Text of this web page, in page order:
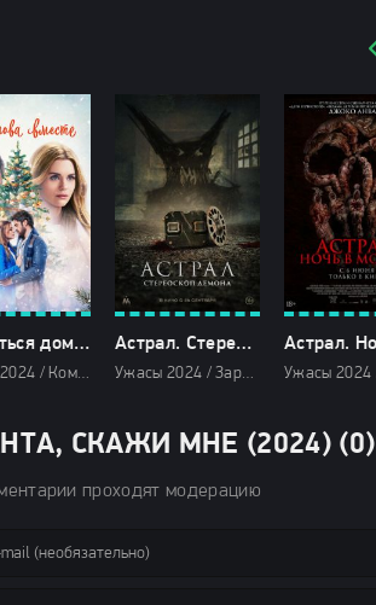
Вернуться домой к Рождеству (2024)
Драмы 2024 / Комедии 2024 / Мелодрамы 2024 / Зарубежные фильмы 2024 / Новинки кино 2024 / Последние фильмы 2024 / Фильмы весны 2024 / Фильмы 2024 / Новогодние фильмы / Смотреть фильмы онлайн
Астрал. Стереоскоп демона (2024)
Ужасы 2024 / Зарубежные фильмы 2024 / Новинки кино 2024 / Последние фильмы 2024 / Фильмы осени 2024 / Фильмы 2024 / Смотреть фильмы онлайн
СКАЖИ МНЕ (2024) (0)
проходят модерацию